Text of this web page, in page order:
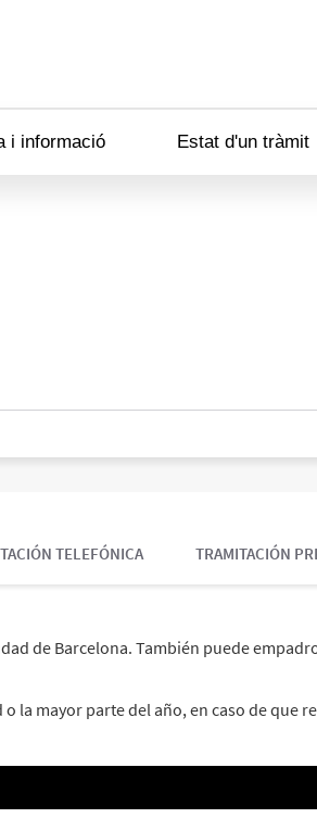
i informació Estat d'un tràmit
TELEFÓNICA TRAMITACIÓN
de Barcelona. También puede
la mayor parte del año, en caso de que